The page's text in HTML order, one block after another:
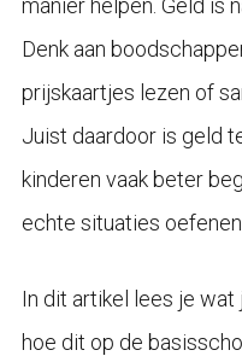
manier helpen. Geld is
Denk aan
prijskaartjes lezen of
Juist daardoor is geld
kinderen vaak beter
echte situaties oefenen.
In dit artikel lees je
hoe dit op de